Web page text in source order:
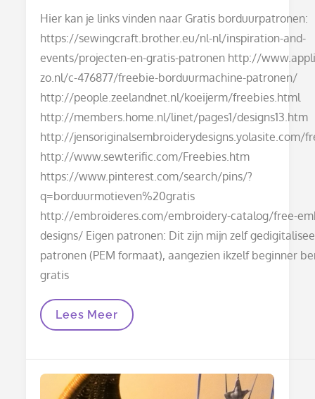
Hier kan je links vinden naar Gratis borduurpatronen:
https://sewingcraft.brother.eu/nl-nl/inspiration-and-
events/projecten-en-gratis-patronen http://
zo.nl/c-476877/freebie-borduurmachine-patronen/
http://people.zeelandnet.nl/koeijerm/freebies.html
http://members.home.nl/linet/pages1/designs13.htm
http://jensoriginalsembroiderydesigns.yolasite.com/
http://www.sewterific.com/Freebies.htm
https://www.pinterest.com/search/pins/?
q=borduurmotieven%20gratis
http://embroideres.com/embroidery-catalog/free-
designs/ Eigen patronen: Dit zijn mijn zelf
patronen (PEM formaat), aangezien ikzelf beginner
gratis
Borduurpatronen
Lees Meer